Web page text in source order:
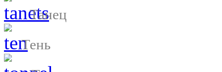
Танец
Тень